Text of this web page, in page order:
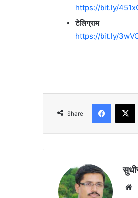
https://bit.ly/
टेलिग्राम
https://bit.ly/
Share
X